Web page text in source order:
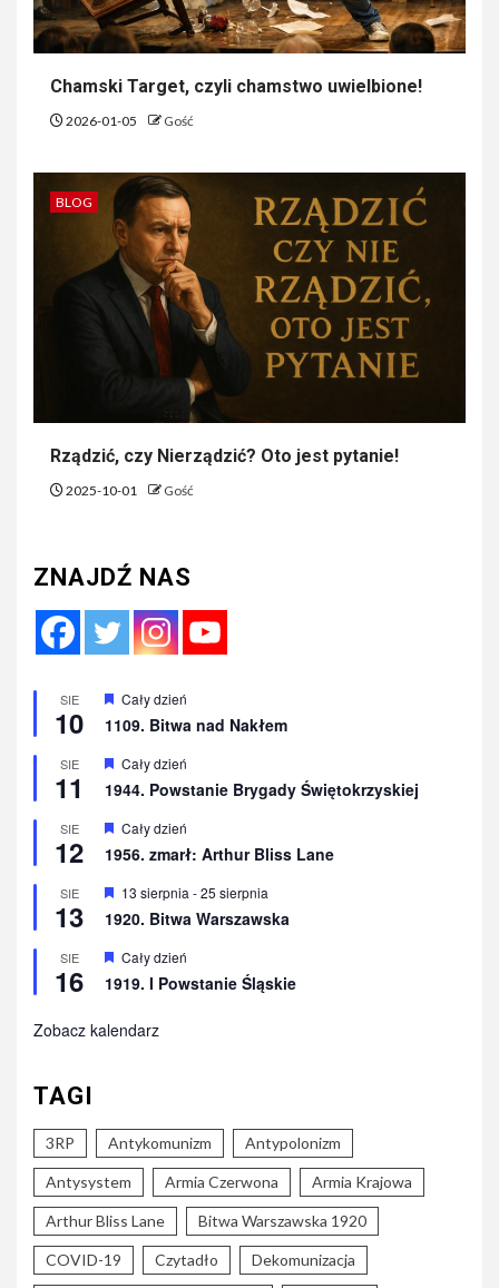
Chamski Target, czyli chamstwo uwielbione!
2026-01-05 Gość
BLOG
Rządzić, czy Nierządzić? Oto jest pytanie!
2025-10-01 Gość
ZNAJDŹ NAS
SIE
10
Wyróżnione
Cały dzień
1109. Bitwa nad Nakłem
SIE
11
Wyróżnione
Cały dzień
1944. Powstanie Brygady Świętokrzyskiej
SIE
12
Wyróżnione
Cały dzień
1956. zmarł: Arthur Bliss Lane
SIE
13
Wyróżnione
13 sierpnia -25 sierpnia
1920. Bitwa Warszawska
SIE
16
Wyróżnione
Cały dzień
1919. I Powstanie Śląskie
Zobacz kalendarz
TAGI
3RP Antykomunizm Antypolonizm
Antysystem Armia Czerwona Armia Krajowa
Arthur Bliss Lane Bitwa Warszawska 1920
COVID-19 Czytadło Dekomunizacja